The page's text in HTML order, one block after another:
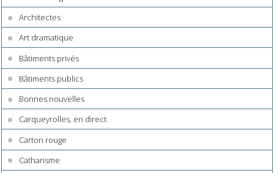
Architectes
Art dramatique
Bâtiments privés
Bâtiments publics
Bonnes nouvelles
Carqueyrolles, en direct
Carton rouge
Catharisme